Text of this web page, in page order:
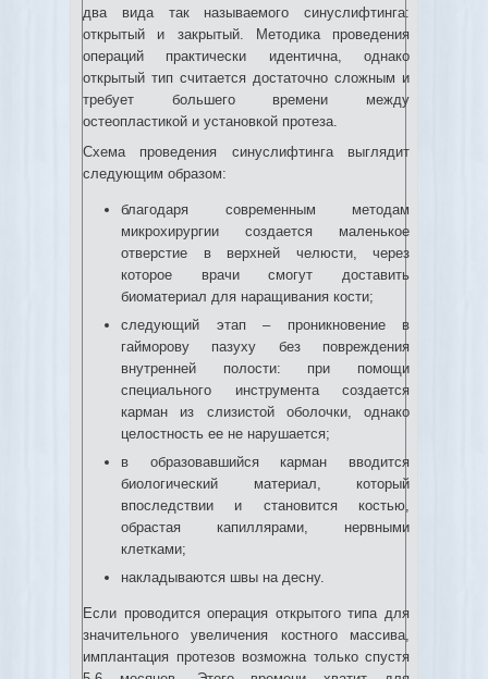
два вида так называемого синуслифтинга:
открытый и закрытый. Методика проведения
операций практически идентична, однако
открытый тип считается достаточно сложным и
требует большего времени между
остеопластикой и установкой протеза.
Схема проведения синуслифтинга выглядит
следующим образом:
благодаря современным методам
микрохирургии создается маленькое
отверстие в верхней челюсти, через
которое врачи смогут доставить
биоматериал для наращивания кости;
следующий этап – проникновение в
гайморову пазуху без повреждения
внутренней полости: при помощи
специального инструмента создается
карман из слизистой оболочки, однако
целостность ее не нарушается;
в образовавшийся карман вводится
биологический материал, который
впоследствии и становится костью,
обрастая капиллярами, нервными
клетками;
накладываются швы на десну.
Если проводится операция открытого типа для
значительного увеличения костного массива,
имплантация протезов возможна только спустя